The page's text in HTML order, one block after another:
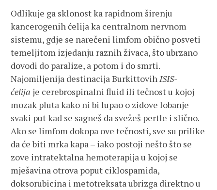
Odlikuje ga sklonost ka rapidnom širenju
kancerogenih ćelija ka centralnom nervnom
sistemu, gdje se narečeni limfom obično posveti
temeljitom izjedanju raznih živaca, što ubrzano
dovodi do paralize, a potom i do smrti.
Najomiljenija destinacija BurkittovihISIS-
ćelija je cerebrospinalni fluid ili tečnost u kojoj
mozak pluta kako ni bi lupao o zidove lobanje
svaki put kad se sagneš da svežeš pertle i slično.
Ako se limfom dokopa ove tečnosti, sve su prilike
da će biti mrka kapa – iako postoji nešto što se
zove intratektalna hemoterapija u kojoj se
mješavina otrova poput ciklospamida,
doksorubicina i metotreksata ubrizga direktno u